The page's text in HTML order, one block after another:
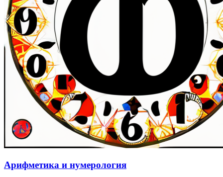
Арифметика и нумерология